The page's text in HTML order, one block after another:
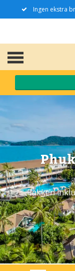
Ingen ekstra
Pakken